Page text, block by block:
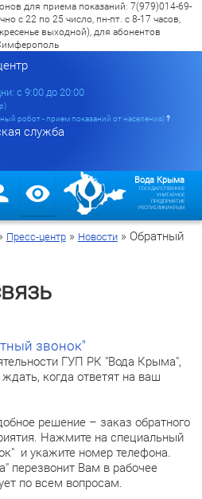
для приема показаний: 7(979)014-69-
с 22 по 25 число, пн-пт. с 8-17 часов,
выходной), для абонентов
с 9:00 до 20:00
робот - прием показаний от населения)?
служба
Вода Крыма
ГОСУДАРСТВЕННОЕ
УНИТАРНОЕ
ПРЕДПРИЯТИЕ
РЕСПУБЛИКИ КРЫМ
Пресс-центр» Новости» Обратный
звонок"
ГУП РК "Вода Крыма",
когда ответят на ваш
решение – заказ обратного
Нажмите на специальный
и укажите номер телефона.
перезвонит Вам в рабочее
по всем вопросам.